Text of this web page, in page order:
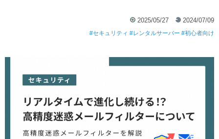
2025/05/27 2024/07/09
セキュリティ レンタルサーバー 初心者向け